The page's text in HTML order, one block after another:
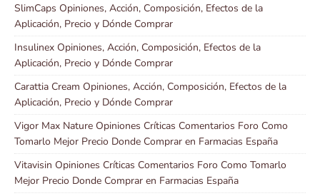
SlimCaps Opiniones, Acción, Composición, Efectos de la
Aplicación, Precio y Dónde Comprar
Insulinex Opiniones, Acción, Composición, Efectos de la
Aplicación, Precio y Dónde Comprar
Carattia Cream Opiniones, Acción, Composición, Efectos de la
Aplicación, Precio y Dónde Comprar
Vigor Max Nature Opiniones Críticas Comentarios Foro Como
Tomarlo Mejor Precio Donde Comprar en Farmacias España
Vitavisin Opiniones Críticas Comentarios Foro Como Tomarlo
Mejor Precio Donde Comprar en Farmacias España